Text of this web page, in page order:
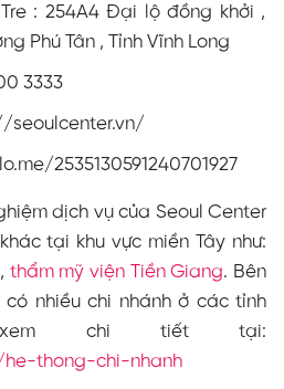
: 254A4 Đại lộ đồng khởi ,
Phú Tân , Tỉnh Vĩnh Long
3333
seoulcenter.vn/
2535130591240701927
dịch vụ của Seoul Center
tại khu vực miền Tây như:
, thẩm mỹ viện Tiền Giang. Bên
nhiều chi nhánh ở các tỉnh
xem chi tiết tại:
thong-chi-nhanh